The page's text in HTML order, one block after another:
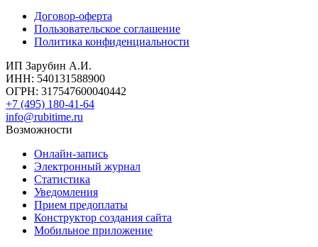
Договор-оферта
Пользовательское соглашение
Политика конфиденциальности
ИП Зарубин А.И.
ИНН: 540131588900
ОГРН: 317547600040442
+7 (495) 180-41-64
info@rubitime.ru
Возможности
Онлайн-запись
Электронный журнал
Статистика
Уведомления
Прием предоплаты
Конструктор создания сайта
Мобильное приложение